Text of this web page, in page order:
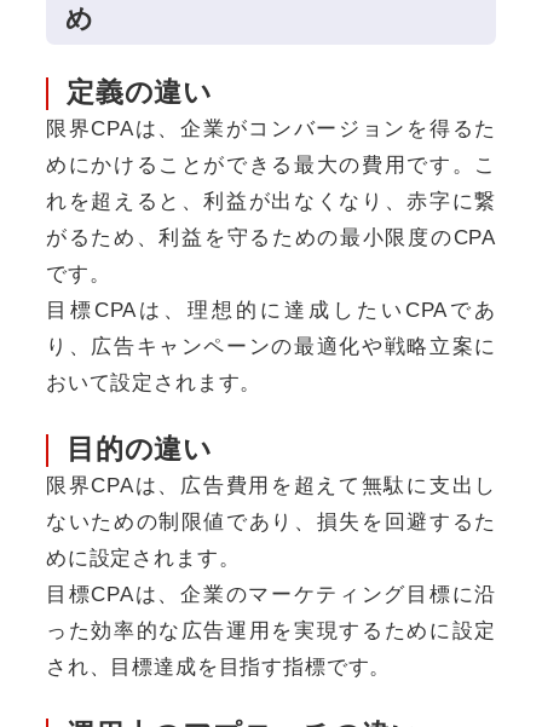
め
定義の違い
限界CPAは、企業がコンバージョンを得るた
めにかけることができる最大の費用です。こ
れを超えると、利益が出なくなり、赤字に繋
がるため、利益を守るための最小限度のCPA
です。
目標CPAは、理想的に達成したいCPAであ
り、広告キャンペーンの最適化や戦略立案に
おいて設定されます。
目的の違い
限界CPAは、広告費用を超えて無駄に支出し
ないための制限値であり、損失を回避するた
めに設定されます。
目標CPAは、企業のマーケティング目標に沿
った効率的な広告運用を実現するために設定
され、目標達成を目指す指標です。